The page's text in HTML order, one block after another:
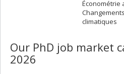
Économétrie
Changements
climatiques
Our PhD job market
2026